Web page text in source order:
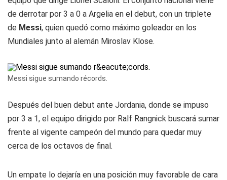
de derrotar por 3 a 0 a Argelia en el debut, con un triplete
de Messi, quien quedó como máximo goleador en los
Mundiales junto al alemán Miroslav Klose.
Messi sigue sumando récords.
Después del buen debut ante Jordania, donde se impuso
por 3 a 1, el equipo dirigido por Ralf Rangnick buscará sumar
frente al vigente campeón del mundo para quedar muy
cerca de los octavos de final.
Un empate lo dejaría en una posición muy favorable de cara